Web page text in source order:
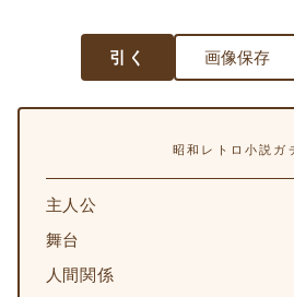
引く 画像保存
昭和レトロ小説ガ
主人公
舞台
人間関係